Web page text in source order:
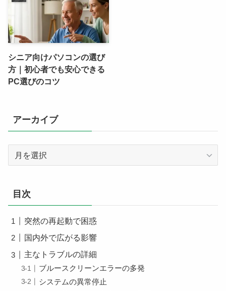
シニア向けパソコンの選び
方｜初心者でも安心できる
PC選びのコツ
アーカイブ
イ
ブ
目次
突然の再起動で困惑
国内外で広がる影響
主なトラブルの詳細
ブルースクリーンエラーの多発
システムの異常停止